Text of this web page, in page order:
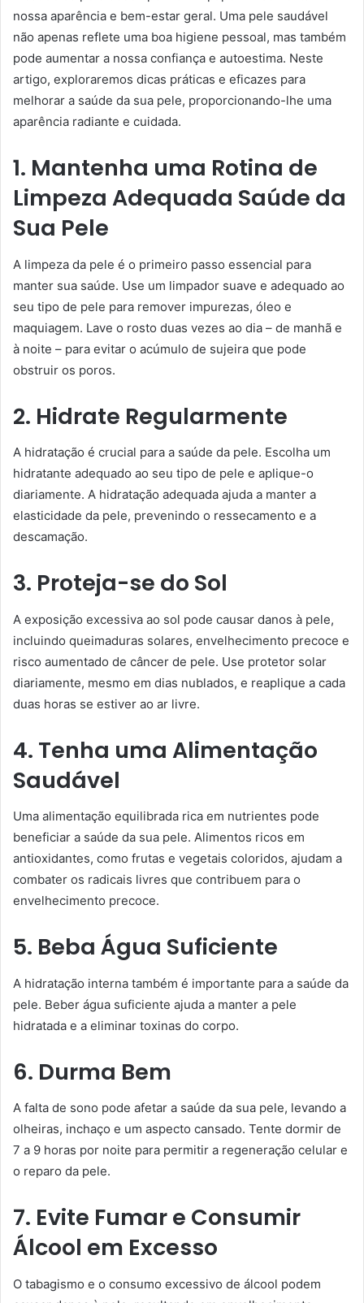
nossa aparência e bem-estar geral. Uma pele saudável
não apenas reflete uma boa higiene pessoal, mas também
pode aumentar a nossa confiança e autoestima. Neste
artigo, exploraremos dicas práticas e eficazes para
melhorar a saúde da sua pele, proporcionando-lhe uma
aparência radiante e cuidada.
1. Mantenha uma Rotina de
Limpeza Adequada Saúde da
Sua Pele
A limpeza da pele é o primeiro passo essencial para
manter sua saúde. Use um limpador suave e adequado ao
seu tipo de pele para remover impurezas, óleo e
maquiagem. Lave o rosto duas vezes ao dia – de manhã e
à noite – para evitar o acúmulo de sujeira que pode
obstruir os poros.
2. Hidrate Regularmente
A hidratação é crucial para a saúde da pele. Escolha um
hidratante adequado ao seu tipo de pele e aplique-o
diariamente. A hidratação adequada ajuda a manter a
elasticidade da pele, prevenindo o ressecamento e a
descamação.
3. Proteja-se do Sol
A exposição excessiva ao sol pode causar danos à pele,
incluindo queimaduras solares, envelhecimento precoce e
risco aumentado de câncer de pele. Use protetor solar
diariamente, mesmo em dias nublados, e reaplique a cada
duas horas se estiver ao ar livre.
4. Tenha uma Alimentação
Saudável
Uma alimentação equilibrada rica em nutrientes pode
beneficiar a saúde da sua pele. Alimentos ricos em
antioxidantes, como frutas e vegetais coloridos, ajudam a
combater os radicais livres que contribuem para o
envelhecimento precoce.
5. Beba Água Suficiente
A hidratação interna também é importante para a saúde da
pele. Beber água suficiente ajuda a manter a pele
hidratada e a eliminar toxinas do corpo.
6. Durma Bem
A falta de sono pode afetar a saúde da sua pele, levando a
olheiras, inchaço e um aspecto cansado. Tente dormir de
7 a 9 horas por noite para permitir a regeneração celular e
o reparo da pele.
7. Evite Fumar e Consumir
Álcool em Excesso
O tabagismo e o consumo excessivo de álcool podem